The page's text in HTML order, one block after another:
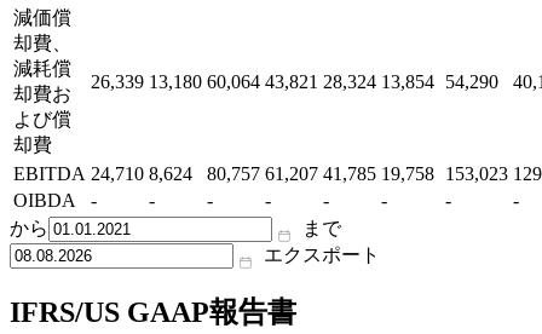
減価償
却費、
減耗償
却費お
よび償
却費
26,339 13,180 60,064 43,821 28,324 13,854 54,290
EBITDA 24,710 8,624 80,757 61,207 41,785 19,758 153,023
OIBDA
- - - - - - -
-
から
まで
エクスポート
IFRS/US GAAP報告書